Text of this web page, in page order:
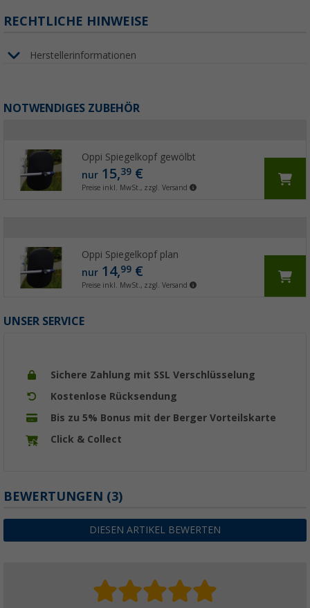
RECHTLICHE HINWEISE
Herstellerinformationen
NOTWENDIGES ZUBEHÖR
Oppi Spiegelkopf gewölbt
nur15,39€
Preise inkl. MwSt., zzgl. Versand
Oppi Spiegelkopf plan
nur14,99€
Preise inkl. MwSt., zzgl. Versand
UNSER SERVICE
Sichere Zahlung mit SSL Verschlüsselung
Kostenlose Rücksendung
Bis zu 5% Bonus mit der Berger Vorteilskarte
Click & Collect
BEWERTUNGEN (3)
DIESEN ARTIKEL BEWERTEN